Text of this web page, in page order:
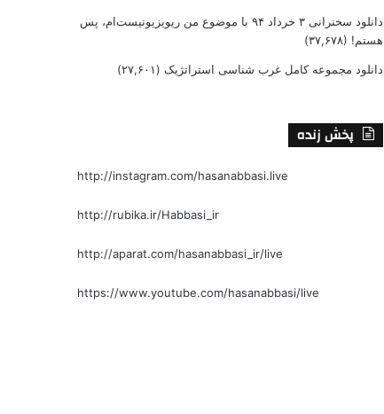
دانلود سخنرانی ۳ خرداد ۹۴ با موضوع من ریویزیونیست‌ام، پس
هستم! (۳۷,۶۷۸)
دانلود مجموعه کامل غرب شناسی استراتژیک (۲۷,۶۰۱)
پخش زنده
http://instagram.com/hasanabbasi.live
http://rubika.ir/Habbasi_ir
http://aparat.com/hasanabbasi_ir/live
https://www.youtube.com/hasanabbasi/live